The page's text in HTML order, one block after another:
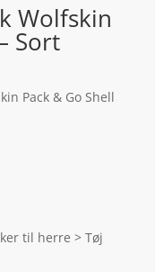
Wolfskin
Sort
Pack & Go Shell
til herre > Tøj